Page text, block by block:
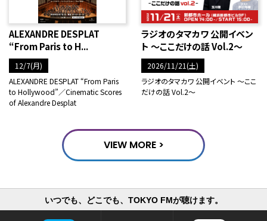
ALEXANDRE DESPLAT
“From Paris to H...
12/7(月)
ALEXANDRE DESPLAT “From Paris
to Hollywood”／Cinematic Scores
of Alexandre Desplat
ラジオのタマカワ 公開イベン
ト ～ここだけの話 Vol.2～
2026/11/21(土)
ラジオのタマカワ 公開イベント ～ここ
だけの話 Vol.2～
VIEW MORE >
いつでも、どこでも、TOKYO FMが聴けます。